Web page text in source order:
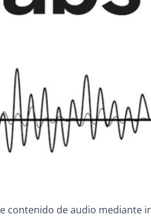
contenido de audio mediante